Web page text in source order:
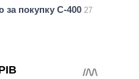
за покупку С-400 27